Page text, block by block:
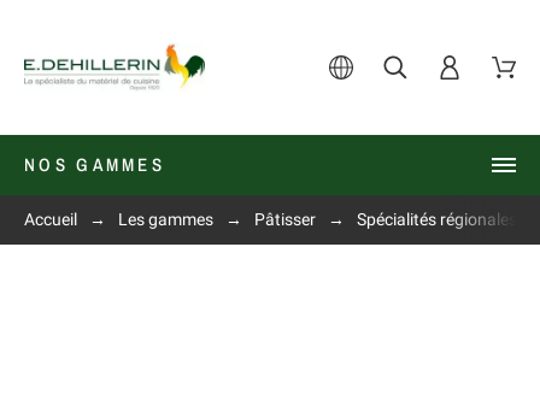
NOS GAMMES
Accueil Les gammes Pâtisser Spécialités régionales